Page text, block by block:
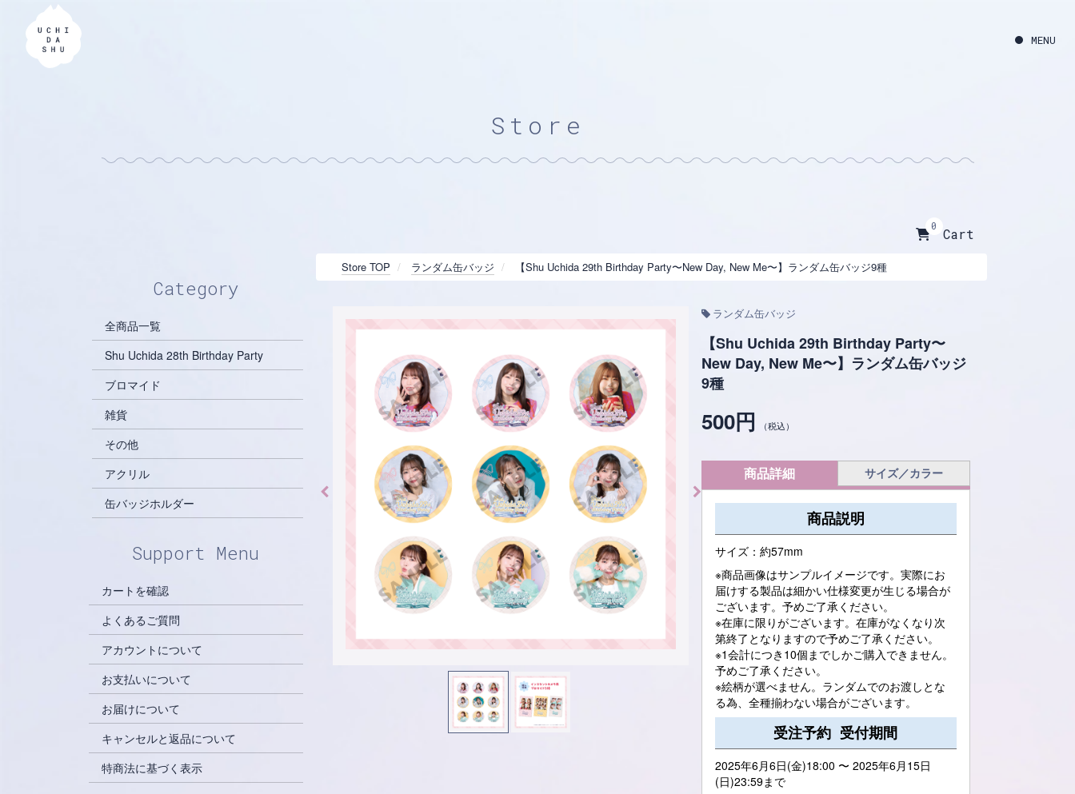
Store
0 Cart
Category
全商品一覧
Shu Uchida 28th Birthday Party
ブロマイド
雑貨
その他
アクリル
缶バッジホルダー
Support Menu
カートを確認
よくあるご質問
アカウントについて
お支払いについて
お届けについて
キャンセルと返品について
特商法に基づく表示
Store TOP ランダム缶バッジ 【Shu Uchida 29th Birthday Party〜New Day, New Me〜】ランダム缶バッジ9種
ランダム缶バッジ
【Shu Uchida 29th Birthday Party〜
New Day, New Me〜】ランダム缶バッジ
9種
500円 （税込）
商品詳細 サイズ／カラー
商品説明
サイズ：約57mm
※商品画像はサンプルイメージです。実際にお
届けする製品は細かい仕様変更が生じる場合が
ございます。予めご了承ください。
※在庫に限りがございます。在庫がなくなり次
第終了となりますので予めご了承ください。
※1会計につき10個までしかご購入できません。
予めご了承ください。
※絵柄が選べません。ランダムでのお渡しとな
る為、全種揃わない場合がございます。
受注予約 受付期間
2025年6月6日(金)18:00 〜 2025年6月15日
(日)23:59まで